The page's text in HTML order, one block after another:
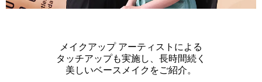
メイクアップ アーティストによる
タッチアップも実施し、長時間続く
美しいベースメイクをご紹介。